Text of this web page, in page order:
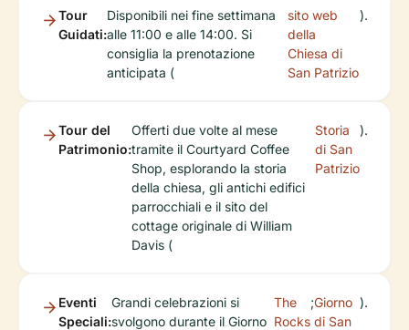
Tour
Guidati:
Disponibili nei fine settimana
alle 11:00 e alle 14:00. Si
consiglia la prenotazione
anticipata (
sito web
della
Chiesa di
San Patrizio
).
Tour del
Patrimonio:
Offerti due volte al mese
tramite il Courtyard Coffee
Shop, esplorando la storia
della chiesa, gli antichi edifici
parrocchiali e il sito del
cottage originale di William
Davis (
Storia
di San
Patrizio
).
Eventi
Speciali:
Grandi celebrazioni si
svolgono durante il Giorno
The
Rocks
;Giorno
di San
).